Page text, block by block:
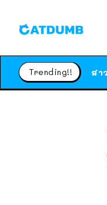
Trending!!